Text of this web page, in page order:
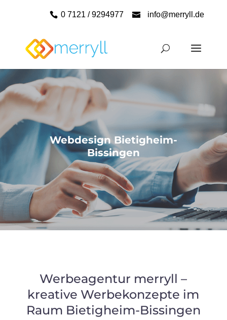
0 7121 / 9294977 info@merryll.de
Webdesign Bietigheim-
Bissingen
Werbeagentur merryll –
kreative Werbekonzepte im
Raum Bietigheim-Bissingen